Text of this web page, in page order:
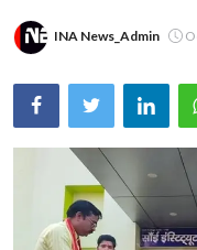
INA News_Admin